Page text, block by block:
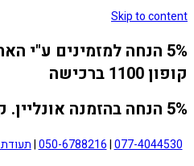
Skip to content
5% הנחה למזמינים ע"י
קופון 1100 ברכישה
5% הנחה בהזמנה אונליין. קופון ברכישה: 1100
077-4044530
|
050-6788216
|